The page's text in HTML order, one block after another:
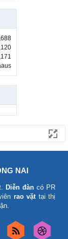
NAI
Diễn đàn có PR
rao vặt tại thị